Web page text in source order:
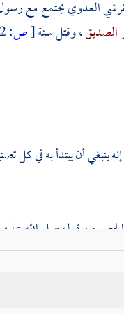
العدوييجتمع مع
الصديق، وقتل سنة[ص:
ينبغي أن يبتدأ به في كل
من قوله صلى الله
اتفاق على أنها للحصر .